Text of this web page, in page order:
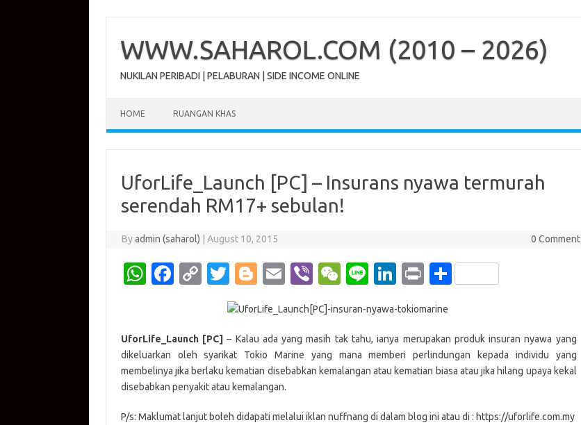
contentWWW.SAHAROL.COM (2010 – 2026)
NUKILAN PERIBADI | PELABURAN | SIDE INCOME ONLINE
HOME RUANGAN KHAS
UforLife_Launch [PC] – Insurans nyawa termurah
serendah RM17+ sebulan!
Byadmin (saharol) August 10, 2015 0 Comment
W
s
A
p
p
Fa
b
o
o
k
C
y
Li
n
k
T
w
it
te
r
Bl
g
g
er
E
ail
Vi
er
W
C
h
at
Li
e
Li
k
e
dI
Pr
t
S
e
UforLife_Launch [PC] – Kalau ada yang masih tak tahu, ianya merupakan produk insuran nyawa yang
dikeluarkan oleh syarikat Tokio Marine yang mana memberi perlindungan kepada individu yang
membelinya jika berlaku kematian disebabkan kemalangan atau kematian biasa atau jika hilang upaya kekal
disebabkan penyakit atau kemalangan.
P/s: Maklumat lanjut boleh didapati melalui iklan nuffnang di dalam blog ini atau di : https://uforlife.com.my